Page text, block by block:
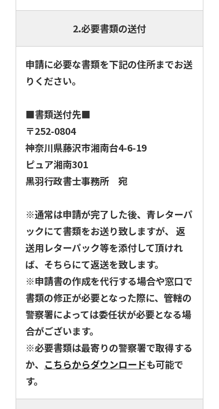
2.必要書類の送付
申請に必要な書類を下記の住所までお送
りください。
■書類送付先■
〒252-0804
神奈川県藤沢市湘南台4-6-19
ピュア湘南301
黒羽行政書士事務所 宛
※通常は申請が完了した後、青レターパ
ックにて書類をお送り致しますが、 返
送用レターパック等を添付して頂けれ
ば、そちらにて返送を致します。
※申請書の作成を代行する場合や窓口で
書類の修正が必要となった際に、管轄の
警察署によっては委任状が必要となる場
合がございます。
※必要書類は最寄りの警察署で取得する
か、 こちらからダウンロードも可能で
す。